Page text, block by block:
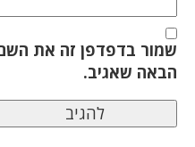
שמור בדפדפן זה את
הבאה שאגיב.